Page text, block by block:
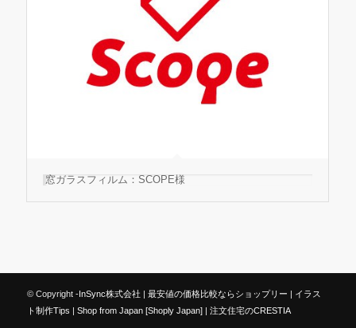
窓ガラスフィルム：SCOPE様
© Copyright -InSync株式会社 | 最安値の価格比較ならショップリー | イラス
ト制作Tips | Shop from Japan [Shoply Japan]| 注文住宅のCRESTIA